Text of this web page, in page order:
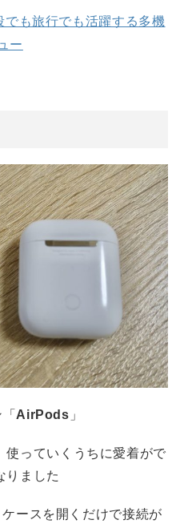
でも旅行でも活躍する多機
ー
AirPods 」
使っていくうちに愛着がで
りました
ースを開くだけで接続が